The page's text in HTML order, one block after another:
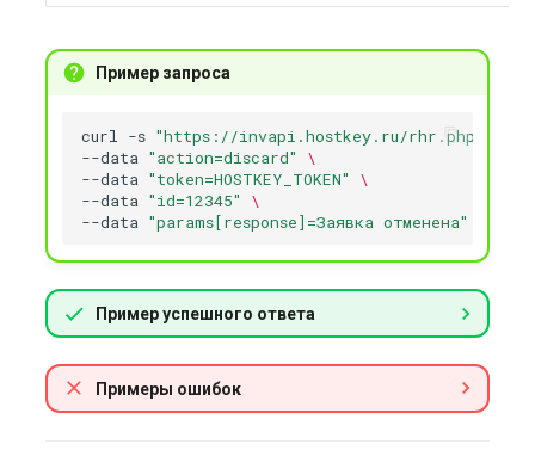
Пример запроса
curl -s "https://invapi.hostkey.ru/rhr.php"
--data "action=discard"
\
--data "token=HOSTKEY_TOKEN"
\
--data "id=12345"
\
--data "params[response]=Заявка отменена"
Пример успешного ответа
Примеры ошибок